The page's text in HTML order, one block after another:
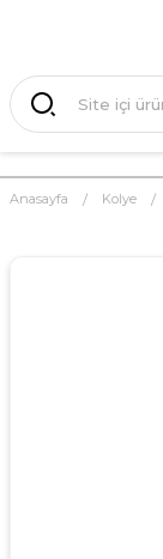
Anasayfa Kolye